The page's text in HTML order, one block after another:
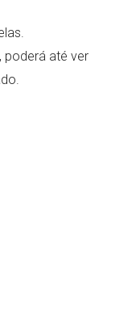
poderá até ver